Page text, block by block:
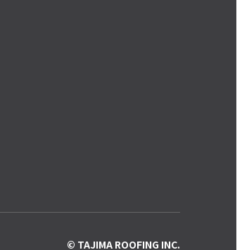
© TAJIMA ROOFING INC.